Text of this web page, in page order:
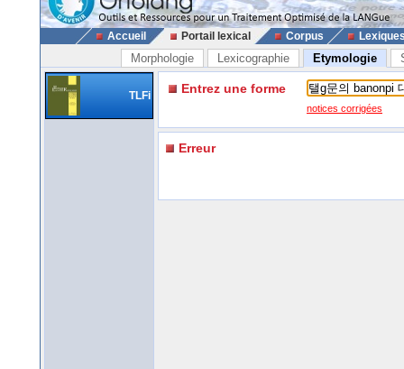
Accueil Portail lexical Corpus
Morphologie Lexicographie Etymologie
TLFi Entrez une forme
notices corrigées
Erreur